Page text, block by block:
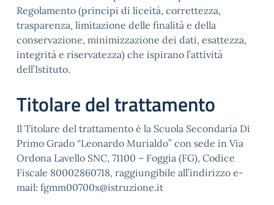
Regolamento (principi di liceità, correttezza,
trasparenza, limitazione delle finalità e della
conservazione, minimizzazione dei dati, esattezza,
integrità e riservatezza) che ispirano l’attività
dell’Istituto.
Titolare del trattamento
Il Titolare del trattamento è la Scuola Secondaria Di
Primo Grado “Leonardo Murialdo” con sede in Via
Ordona Lavello SNC, 71100 – Foggia (FG), Codice
Fiscale 80002860718, raggiungibile all’indirizzo e-
mail: fgmm00700x@istruzione.it